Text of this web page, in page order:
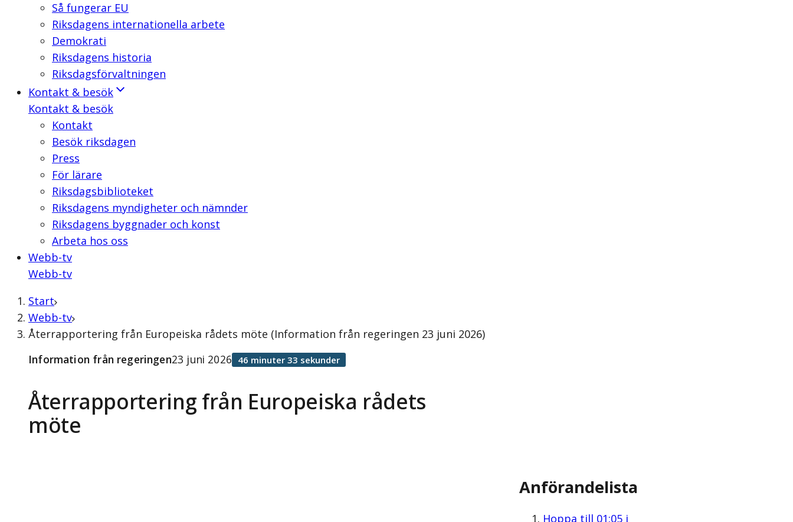
Så fungerar EU
Riksdagens internationella arbete
Demokrati
Riksdagens historia
Riksdagsförvaltningen
Kontakt & besök
Kontakt & besök
Kontakt
Besök riksdagen
Press
För lärare
Riksdagsbiblioteket
Riksdagens myndigheter och nämnder
Riksdagens byggnader och konst
Arbeta hos oss
Webb-tv
Webb-tv
Start
Webb-tv
Återrapportering från Europeiska rådets möte (Information från regeringen 23 juni 2026)
Återrapportering från Europeiska rådets
möte
Information från regeringen23 juni 2026 46 minuter 33 sekunder
Anförandelista
Hoppa till 01:05i